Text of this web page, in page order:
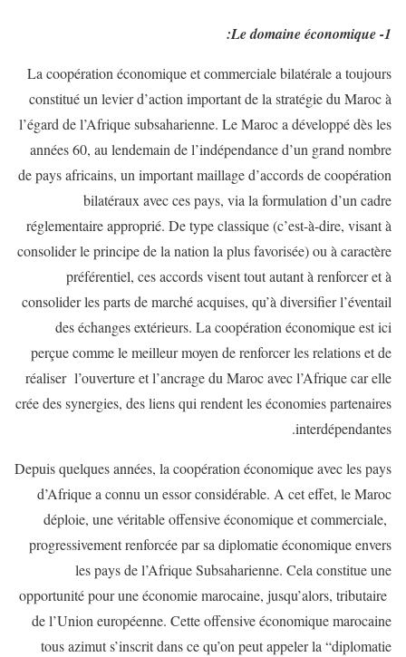
1- Le domaine économique:
La coopération économique et commerciale bilatérale a toujours
constitué un levier d’action important de la stratégie du Maroc à
l’égard de l’Afrique subsaharienne. Le Maroc a développé dès les
années 60, au lendemain de l’indépendance d’un grand nombre
de pays africains, un important maillage d’accords de coopération
bilatéraux avec ces pays, via la formulation d’un cadre
réglementaire approprié. De type classique (c’est-à-dire, visant à
consolider le principe de la nation la plus favorisée) ou à caractère
préférentiel, ces accords visent tout autant à renforcer et à
consolider les parts de marché acquises, qu’à diversifier l’éventail
des échanges extérieurs. La coopération économique est ici
perçue comme le meilleur moyen de renforcer les relations et de
réaliser l’ouverture et l’ancrage du Maroc avec l’Afrique car elle
crée des synergies, des liens qui rendent les économies partenaires
interdépendantes.
Depuis quelques années, la coopération économique avec les pays
d’Afrique a connu un essor considérable. A cet effet, le Maroc
déploie, une véritable offensive économique et commerciale,
progressivement renforcée par sa diplomatie économique envers
les pays de l’Afrique Subsaharienne. Cela constitue une
opportunité pour une économie marocaine, jusqu’alors, tributaire
de l’Union européenne. Cette offensive économique marocaine
tous azimut s’inscrit dans ce qu’on peut appeler la “diplomatie